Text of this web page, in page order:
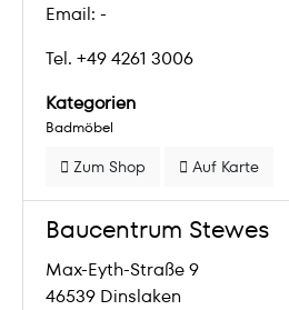
Email: -
Tel. +49 4261 3006
Kategorien
Badmöbel
Zum Shop Auf Karte
Baucentrum Stewes
Max-Eyth-Straße 9
46539 Dinslaken